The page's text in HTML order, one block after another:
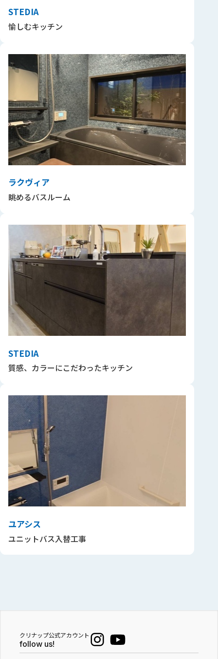
STEDIA
愉しむキッチン
ラクヴィア
眺めるバスルーム
STEDIA
質感、カラーにこだわったキッチン
ユアシス
ユニットバス入替工事
クリナップ公式アカウント
follow us!